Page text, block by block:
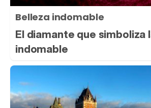
Belleza indomable
El diamante que simboliza
indomable